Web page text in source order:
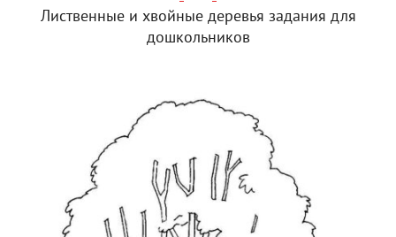
Лиственные и хвойные деревья задания для
дошкольников